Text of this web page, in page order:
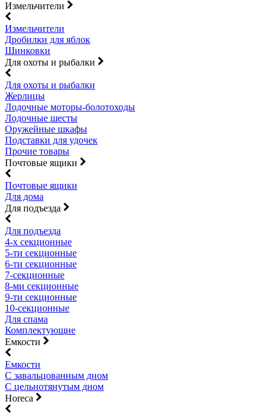
Измельчители
Измельчители
Дробилки для яблок
Шинковки
Для охоты и рыбалки
Для охоты и рыбалки
Жерлицы
Лодочные моторы-болотоходы
Лодочные шесты
Оружейные шкафы
Подставки для удочек
Прочие товары
Почтовые ящики
Почтовые ящики
Для дома
Для подъезда
Для подъезда
4-х секционные
5-ти секционные
6-ти секционные
7-секционные
8-ми секционные
9-ти секционные
10-секционные
Для спама
Комплектующие
Емкости
Емкости
С завальцованным дном
С цельнотянутым дном
Horeca